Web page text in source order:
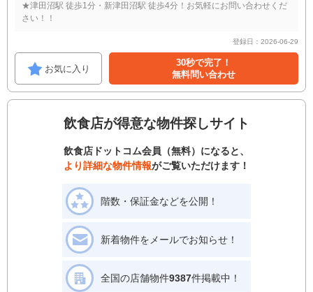
★津田沼駅 徒歩1分・新津田沼駅 徒歩4分！お気軽にお問い合わせくだ
さい！！
登録日：2026-06-29
お気に入り
30秒で完了！
無料問い合わせ
飲食店が得意な物件探しサイト
飲食店ドットコム会員（無料）になると、
より詳細な物件情報がご覧いただけます！
階数・保証金などを公開！
新着物件をメールでお知らせ！
全国の店舗物件9387件掲載中！